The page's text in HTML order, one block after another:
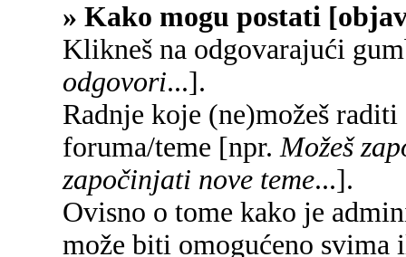
» Kako mogu postati
Klikneš na odgovarajući
odgovori...].
Radnje koje (ne)možeš
foruma/teme [npr.Možeš
započinjati nove teme...].
Ovisno o tome kako je
može biti omogućeno